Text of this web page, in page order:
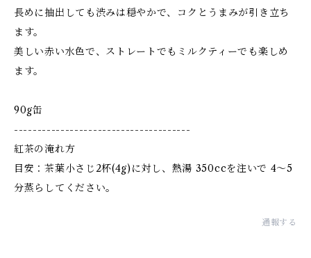
長めに抽出しても渋みは穏やかで、コクとうまみが引き立ち
ます。
美しい赤い水色で、ストレートでもミルクティーでも楽しめ
ます。
90g缶
--------------------------------------
紅茶の淹れ方
目安：茶葉小さじ2杯(4g)に対し、熱湯 350ccを注いで 4〜5
分蒸らしてください。
通報する